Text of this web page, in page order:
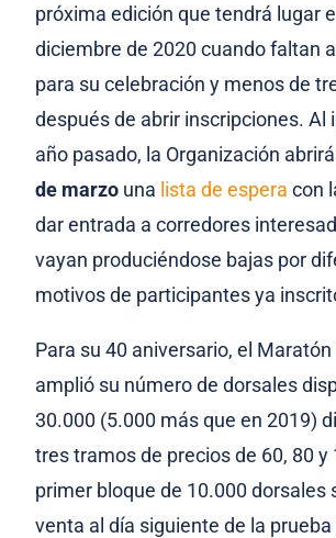
próxima edición que tendrá lugar
diciembre de 2020 cuando faltan
para su celebración y menos de
después de abrir inscripciones. Al
año pasado, la Organización
de marzo una lista de espera con
dar entrada a corredores
vayan produciéndose bajas por
motivos de participantes ya
Para su 40 aniversario, el Maratón
amplió su número de dorsales
30.000 (5.000 más que en 2019)
tres tramos de precios de 60, 80 y
primer bloque de 10.000 dorsales
venta al día siguiente de la